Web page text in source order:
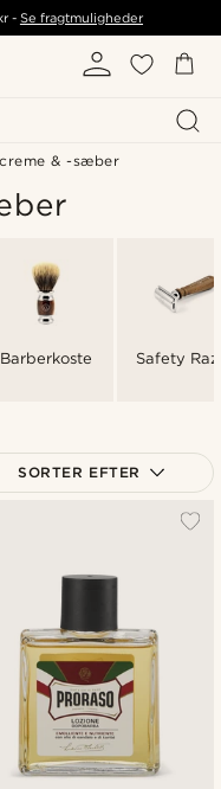
- Se fragtmuligheder
& -sæber
Barberkoste Safety
SORTER EFTER
pris
pris